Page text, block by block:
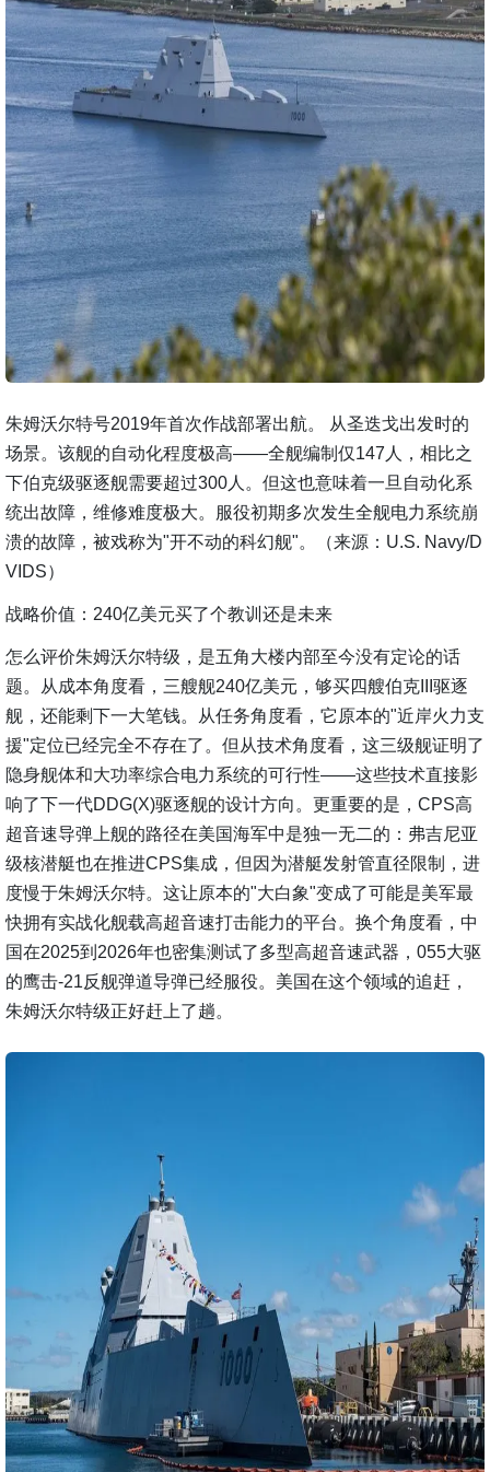
朱姆沃尔特号2019年首次作战部署出航。 从圣迭戈出发时的
场景。该舰的自动化程度极高——全舰编制仅147人，相比之
下伯克级驱逐舰需要超过300人。但这也意味着一旦自动化系
统出故障，维修难度极大。服役初期多次发生全舰电力系统崩
溃的故障，被戏称为"开不动的科幻舰"。（来源：U.S. Navy/D
VIDS）
战略价值：240亿美元买了个教训还是未来
怎么评价朱姆沃尔特级，是五角大楼内部至今没有定论的话
题。从成本角度看，三艘舰240亿美元，够买四艘伯克III驱逐
舰，还能剩下一大笔钱。从任务角度看，它原本的"近岸火力支
援"定位已经完全不存在了。但从技术角度看，这三级舰证明了
隐身舰体和大功率综合电力系统的可行性——这些技术直接影
响了下一代DDG(X)驱逐舰的设计方向。更重要的是，CPS高
超音速导弹上舰的路径在美国海军中是独一无二的：弗吉尼亚
级核潜艇也在推进CPS集成，但因为潜艇发射管直径限制，进
度慢于朱姆沃尔特。这让原本的"大白象"变成了可能是美军最
快拥有实战化舰载高超音速打击能力的平台。换个角度看，中
国在2025到2026年也密集测试了多型高超音速武器，055大驱
的鹰击-21反舰弹道导弹已经服役。美国在这个领域的追赶，
朱姆沃尔特级正好赶上了趟。